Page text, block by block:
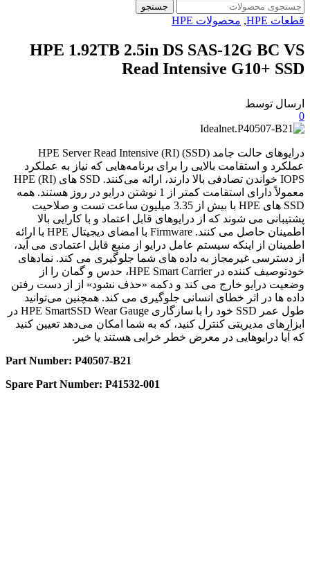
جستجو
قطعات HPE , محصولات HPE
HPE 1.92TB 2.5in DS SAS-12G BC VS
Read Intensive G10+ SSD
ارسال توسط
0
درایوهای حالت جامد (SSD) HPE Server Read Intensive (RI)
عملکرد و استقامت بالایی را برای برنامه‌هایی که نیاز به عملکرد
IOPS خواندن تصادفی بالا دارند، ارائه می‌کنند. SSD های HPE (RI)
معمولاً دارای استقامت کمتر از 1 نوشتن درایو در روز هستند. همه
SSD های HPE با بیش از 3.35 میلیون ساعت تست و صلاحیت
پشتیبانی می شوند که از درایوهای قابل اعتماد و با کارایی بالا
اطمینان حاصل می کنند. Firmware با امضای دیجیتال HPE با ارائه
اطمینان از اینکه سیستم عامل درایو از منبع قابل اعتمادی می آید،
از دسترسی غیرمجاز به داده های شما جلوگیری می کند. نمادهای
خودتوصیف کننده در HPE Smart Carrier، حدس و گمان را از
وضعیت درایو خارج می کند و دکمه «حذف نشود» از از دست رفتن
داده ها در اثر خطای انسانی جلوگیری می کند. همچنین می‌توانید
طول عمر SSD خود را با سازگاری HPE SmartSSD Wear Gauge در
ابزارهای مدیریتی کنترل کنید، که به شما امکان می‌دهد تعیین کنید
که آیا درایوهایی در معرض خطر خرابی هستند یا خیر.
Part Number: P40507-B21
Spare Part Number: P41532-001